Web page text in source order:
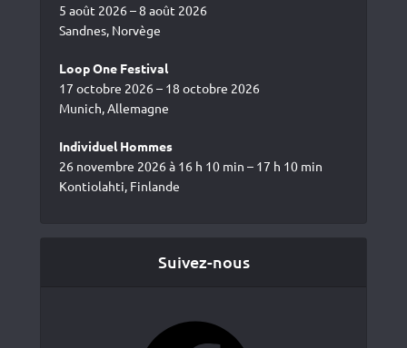
5 août 2026 – 8 août 2026
Sandnes, Norvège
Loop One Festival
17 octobre 2026 – 18 octobre 2026
Munich, Allemagne
Individuel Hommes
26 novembre 2026 à 16 h 10 min – 17 h 10 min
Kontiolahti, Finlande
Suivez-nous